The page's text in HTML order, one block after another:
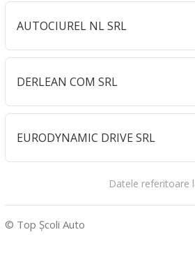
AUTOCIUREL NL SRL
DERLEAN COM SRL
EURODYNAMIC DRIVE SRL
Datele referitoare
© Top Şcoli Auto